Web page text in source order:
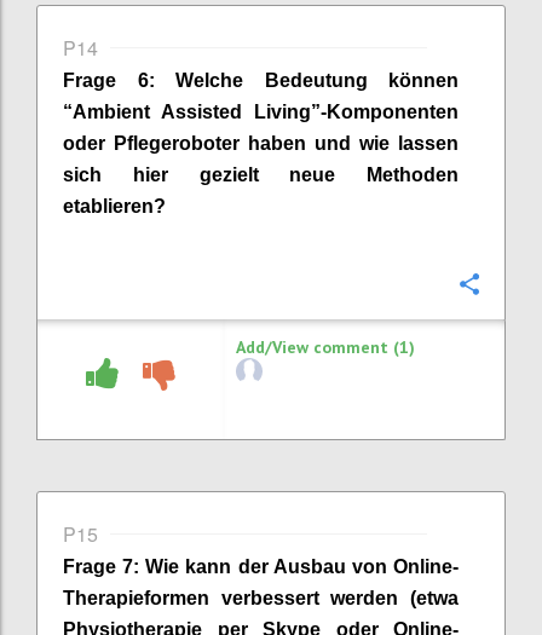
P14
Frage 6: Welche Bedeutung können
“Ambient Assisted
Living”-Komponenten
oder Pflegeroboter haben und wie lassen
sich hier gezielt neue Methoden
etablieren?
Add/View comment (1)
P15
Frage 7:Wie kann der Ausbau vonOnline-
Therapieformen verbessert werden(etwa
Physiotherapie per Skype oder Online-